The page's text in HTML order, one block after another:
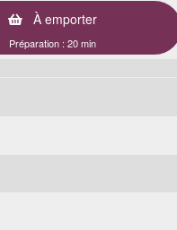
À emporter
Préparation : 20 min